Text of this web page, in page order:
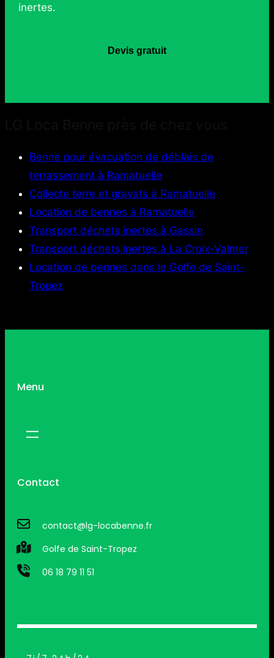
inertes.
Devis gratuit
Benne pour évacuation de déblais de
terrassement à Ramatuelle
Collecte terre et gravats à Ramatuelle
Location de bennes à Ramatuelle
Transport déchets inertes à Gassin
Transport déchets inertes à La Croix-Valmer
Location de bennes dans le Golfe de Saint-
Tropez
Menu
Contact
contact@lg-locabenne.fr
Golfe de Saint-Tropez
06 18 79 11 51